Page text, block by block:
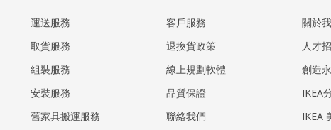
運送服務
取貨服務
組裝服務
安裝服務
​舊家具搬運服務
客戶服務
退換貨政策
線上規劃軟體
品質保證
聯絡我們
關於
人才
創造
IKEA
IKEA